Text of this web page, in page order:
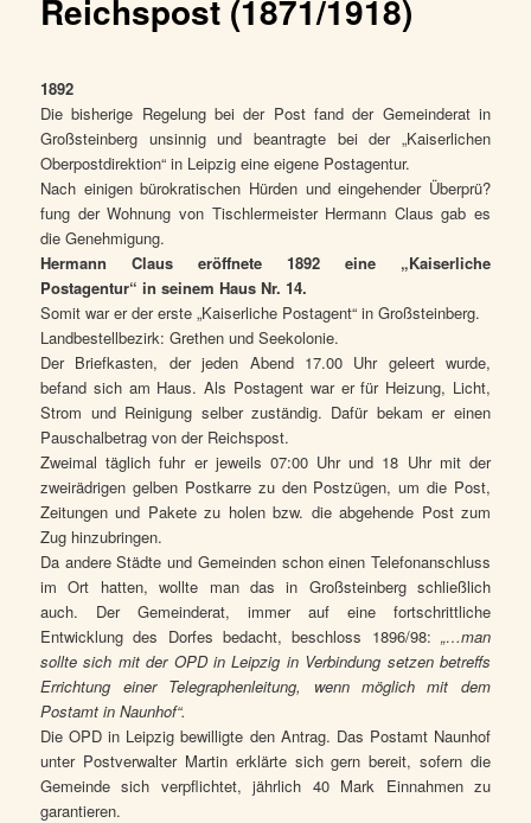
Reichspost (1871/1918)
1892
Die bisherige Regelung bei der Post fand der Gemeinderat in
Großsteinberg unsinnig und beantragte bei der „Kaiserlichen
Oberpostdirektion“ in Leipzig eine eigene Postagentur.
Nach einigen bürokratischen Hürden und eingehender Überprü?
fung der Wohnung von Tischlermeister Hermann Claus gab es
die Genehmigung.
Hermann Claus eröffnete 1892 eine „Kaiserliche
Postagentur“ in seinem Haus Nr. 14.
Somit war er der erste „Kaiserliche Postagent“ in Großsteinberg.
Landbestellbezirk: Grethen und Seekolonie.
Der Briefkasten, der jeden Abend 17.00 Uhr geleert wurde,
befand sich am Haus. Als Postagent war er für Heizung, Licht,
Strom und Reinigung selber zuständig. Dafür bekam er einen
Pauschalbetrag von der Reichspost.
Zweimal täglich fuhr er jeweils 07:00 Uhr und 18 Uhr mit der
zweirädrigen gelben Postkarre zu den Postzügen, um die Post,
Zeitungen und Pakete zu holen bzw. die abgehende Post zum
Zug hinzubringen.
Da andere Städte und Gemeinden schon einen Telefonanschluss
im Ort hatten, wollte man das in Großsteinberg schließlich
auch. Der Gemeinderat, immer auf eine fortschrittliche
Entwicklung des Dorfes bedacht, beschloss 1896/98: „…man
sollte sich mit der OPD in Leipzig in Verbindung setzen betreffs
Errichtung einer Telegraphenleitung, wenn möglich mit dem
Postamt in Naunhof“.
Die OPD in Leipzig bewilligte den Antrag. Das Postamt Naunhof
unter Postverwalter Martin erklärte sich gern bereit, sofern die
Gemeinde sich verpflichtet, jährlich 40 Mark Einnahmen zu
garantieren.